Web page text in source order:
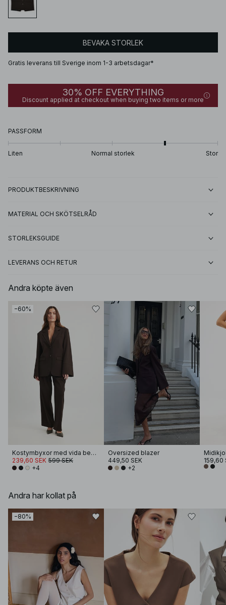
BEVAKA STORLEK
Gratis leverans till Sverige inom 1-3 arbetsdagar*
30% OFF EVERYTHING
Discount applied at checkout when buying two items or more
PASSFORM
Liten Normal storlek Stor
PRODUKTBESKRIVNING
MATERIAL OCH SKÖTSELRÅD
STORLEKSGUIDE
LEVERANS OCH RETUR
Andra köpte även
−60%
Kostymbyxor med vida ben och hög midja
239,60 SEK 599 SEK
+4
Oversized blazer
449,50 SEK
+2
159,60
Andra har kollat på
−80%